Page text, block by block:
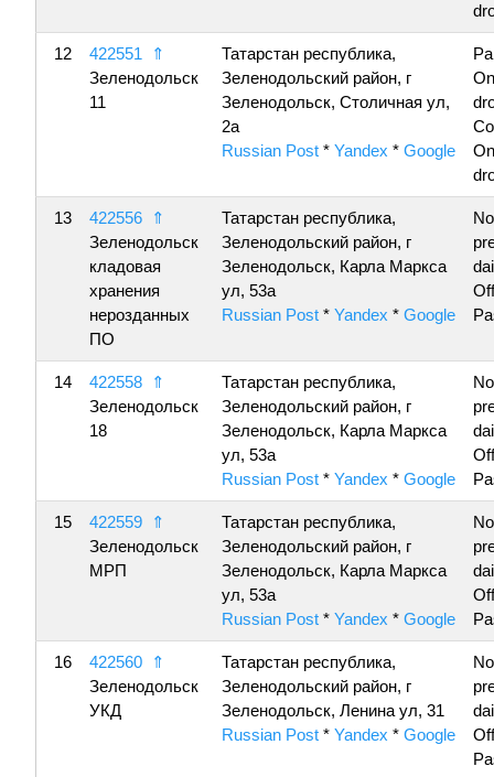
12 422551
⇑
Зеленодольск
11
Татарстан республика,
Зеленодольский район, г
Зеленодольск, Столичная ул,
2а
Russian Post * Yandex * Google
13 422556
⇑
Зеленодольск
кладовая
хранения
нерозданных
ПО
Татарстан республика,
Зеленодольский район, г
Зеленодольск, Карла Маркса
ул, 53а
Russian Post * Yandex * Google
14 422558
⇑
Зеленодольск
18
Татарстан республика,
Зеленодольский район, г
Зеленодольск, Карла Маркса
ул, 53а
Russian Post * Yandex * Google
15 422559
⇑
Зеленодольск
МРП
Татарстан республика,
Зеленодольский район, г
Зеленодольск, Карла Маркса
ул, 53а
Russian Post * Yandex * Google
16 422560
⇑
Зеленодольск
УКД
Татарстан республика,
Зеленодольский район, г
Зеленодольск, Ленина ул, 31
Russian Post * Yandex * Google